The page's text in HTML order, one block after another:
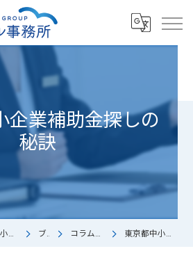
企業補助金探しの
秘訣
東京の行政書士なら中小企業診断士/行政書士シーガル事務所 ブログ コラム（お役立ち） 東京都中小企業補助金探しの秘訣